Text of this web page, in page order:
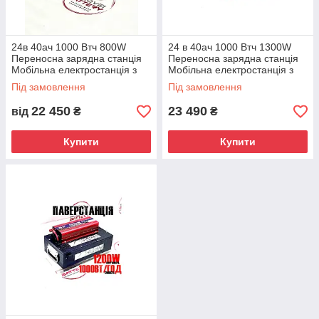
24в 40ач 1000 Втч 800W
Переносна зарядна станція
Мобільна електростанція з
чистою синусоїдою
Під замовлення
від 22 450 ₴
Купити
24 в 40ач 1000 Втч 1300W
Переносна зарядна станція
Мобільна електростанція з
чистою синусоїдою
Під замовлення
23 490 ₴
Купити